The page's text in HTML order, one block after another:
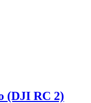
(DJI RC 2)